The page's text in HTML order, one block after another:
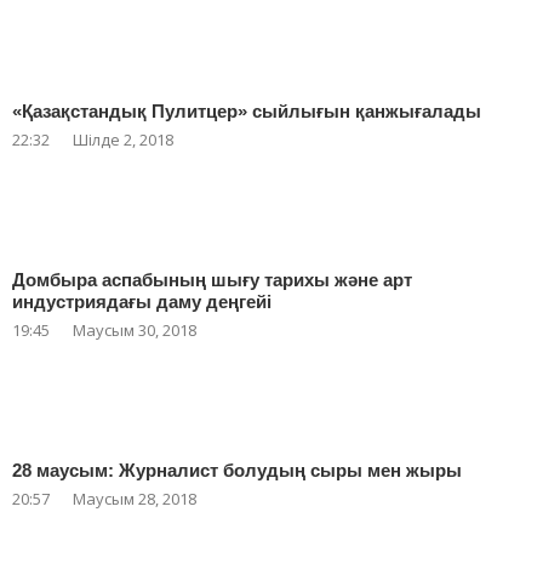
«Қазақстандық Пулитцер» сыйлығын қанжығалады
22:32 Шілде 2, 2018
Домбыра аспабының шығу тарихы және арт
индустриядағы даму деңгейі
19:45 Маусым 30, 2018
28 маусым: Журналист болудың сыры мен жыры
20:57 Маусым 28, 2018